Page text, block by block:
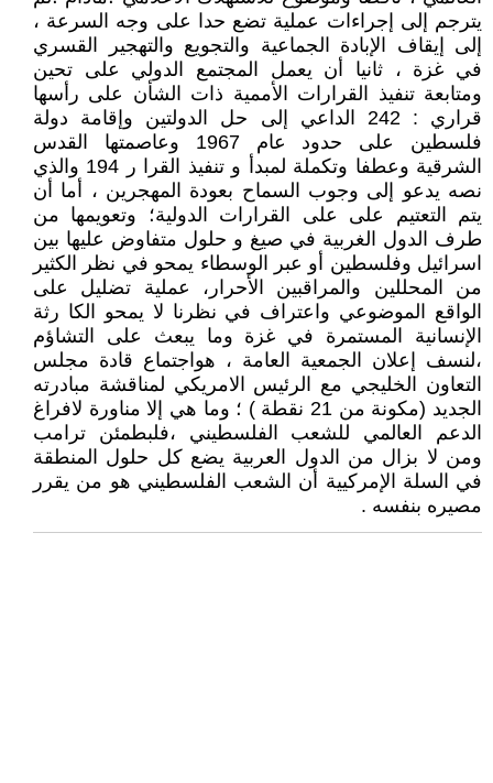
يترجم إلى إجراءات عملية تضع حدا على وجه السرعة ،
إلى إيقاف الإبادة الجماعية والتجويع والتهجير القسري
في غزة ، ثانيا أن يعمل المجتمع الدولي على تحين
ومتابعة تنفيذ القرارات الأممية ذات الشأن على رأسها
قراري : 242 الداعي إلى حل الدولتين وإقامة دولة
فلسطين على حدود عام 1967 وعاصمتها القدس
الشرقية وعطفا وتكملة لمبدأ و تنفيذ القرا ر 194 والذي
نصه يدعو إلى وجوب السماح بعودة المهجرين ، أما أن
يتم التعتيم على على القرارات الدولية؛ وتعويمها من
طرف الدول الغربية في صيغ و حلول متفاوض عليها بين
اسرائيل وفلسطين أو عبر الوسطاء يمحو في نظر الكثير
من المحللين والمراقبين الأحرار، عملية تضليل على
الواقع الموضوعي واعتراف في نظرنا لا يمحو الكا رثة
الإنسانية المستمرة في غزة وما يبعث على التشاؤم
،لنسف إعلان الجمعية العامة ، هواجتماع قادة مجلس
التعاون الخليجي مع الرئيس الامريكي لمناقشة مبادرته
الجديد (مكونة من 21 نقطة ) ؛ وما هي إلا مناورة لافراغ
الدعم العالمي للشعب الفلسطيني ،فلبطمئن ترامب
ومن لا بزال من الدول العربية يضع كل حلول المنطقة
في السلة الإمركيية أن الشعب الفلسطيني هو من يقرر
مصيره بنفسه .